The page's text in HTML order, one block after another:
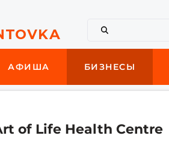
АФИША БИЗНЕСЫ
of Life Health Centre